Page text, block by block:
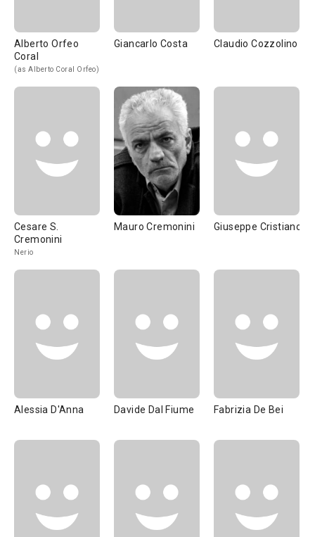
Alberto Orfeo
Coral
(as Alberto Coral Orfeo)
Giancarlo Costa Claudio Cozzolino
Cesare S.
Cremonini
Nerio
Mauro Cremonini Giuseppe Cristiano
Alessia D'Anna Davide Dal Fiume Fabrizia De Bei